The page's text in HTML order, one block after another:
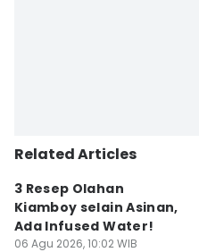
Related Articles
3 Resep Olahan
Kiamboy selain Asinan,
Ada Infused Water!
06 Agu 2026, 10:02 WIB